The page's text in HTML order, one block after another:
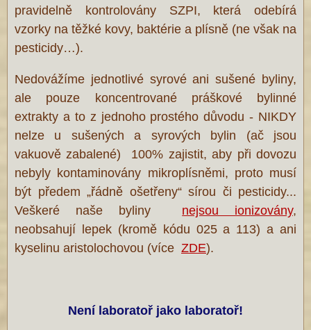
pravidelně kontrolovány SZPI, která odebírá
vzorky na těžké kovy, baktérie a plísně (ne však na
pesticidy…).
Nedovážíme jednotlivé syrové ani sušené byliny,
ale pouze koncentrované práškové bylinné
extrakty a to z jednoho prostého důvodu - NIKDY
nelze u sušených a syrových bylin (ač jsou
vakuově zabalené) 100% zajistit, aby při dovozu
nebyly kontaminovány mikroplísněmi, proto musí
být předem „řádně ošetřeny“ sírou či pesticidy...
Veškeré naše byliny nejsou ionizovány,
neobsahují lepek (kromě kódu 025 a 113) a ani
kyselinu aristolochovou (více ZDE).
Není laboratoř jako laboratoř!